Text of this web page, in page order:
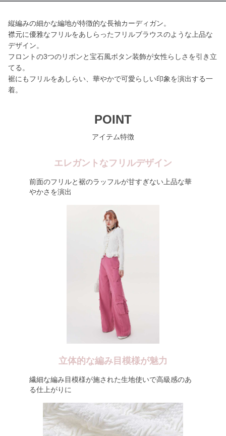
縦編みの細かな編地が特徴的な長袖カーディガン。
襟元に優雅なフリルをあしらったフリルブラウスのような上品な
デザイン。
フロントの3つのリボンと宝石風ボタン装飾が女性らしさを引き立
てる。
裾にもフリルをあしらい、華やかで可愛らしい印象を演出する一
着。
POINT
アイテム特徴
エレガントなフリルデザイン
前面のフリルと裾のラッフルが甘すぎない上品な華
やかさを演出
立体的な編み目模様が魅力
繊細な編み目模様が施された生地使いで高級感のあ
る仕上がりに